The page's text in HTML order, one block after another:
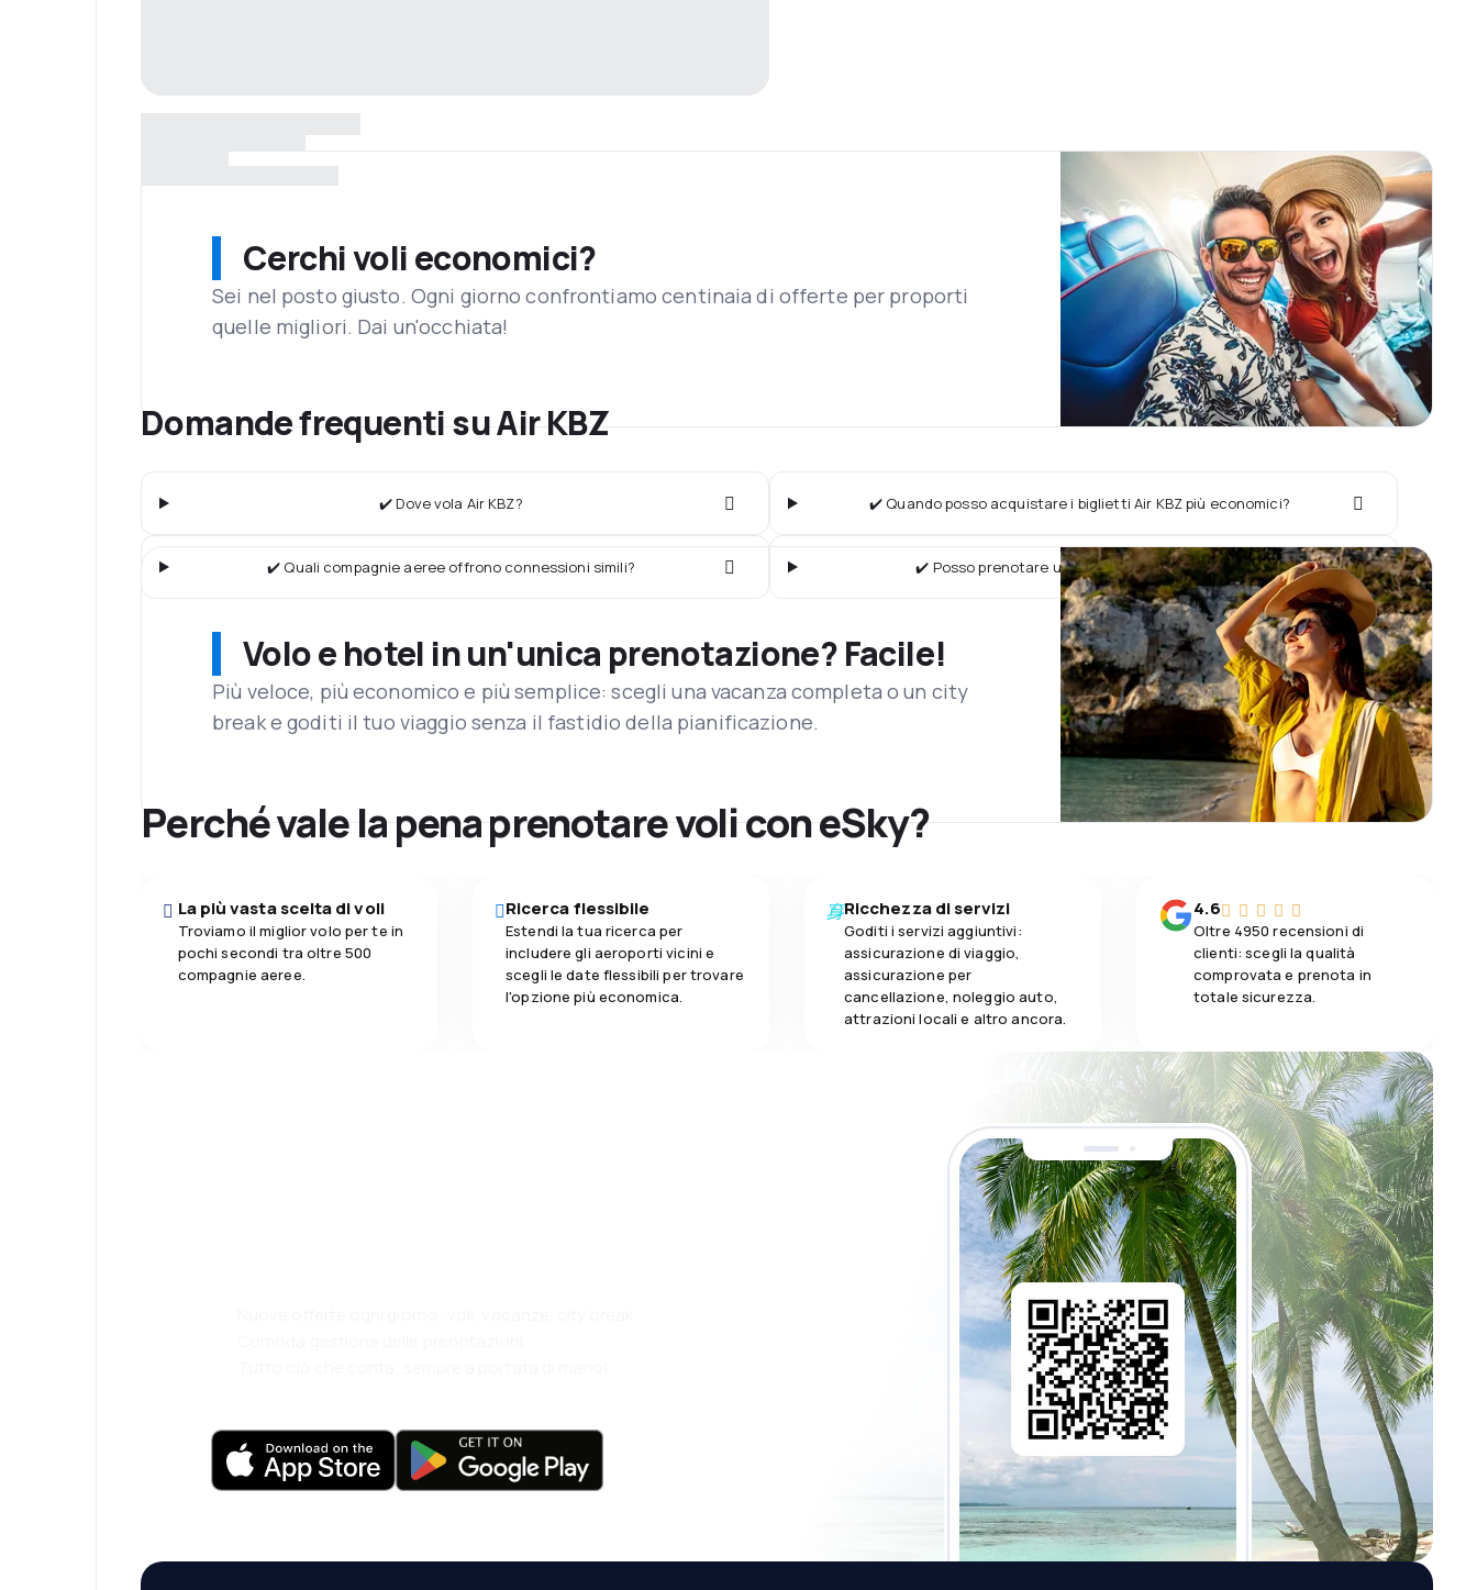
Cerchi voli economici?
Sei nel posto giusto. Ogni giorno confrontiamo centinaia di offerte per proporti
quelle migliori. Dai un'occhiata!
Domande frequenti su Air KBZ
✔️ Dove vola Air KBZ? ✔️ Quando posso acquistare i biglietti Air KBZ più economici?
✔️ Quali compagnie aeree offrono connessioni simili? ✔️ Posso prenotare un hotel con il volo Air KBZ?
Volo e hotel in un'unica prenotazione? Facile!
Più veloce, più economico e più semplice: scegli una vacanza completa o un city
break e goditi il tuo viaggio senza il fastidio della pianificazione.
Perché vale la pena prenotare voli con eSky?
La più vasta scelta di voli
Troviamo il miglior volo per te in
pochi secondi tra oltre 500
compagnie aeree.
Ricerca flessibile
Estendi la tua ricerca per
includere gli aeroporti vicini e
scegli le date flessibili per trovare
l'opzione più economica.
Ricchezza di servizi
Goditi i servizi aggiuntivi:
assicurazione di viaggio,
assicurazione per
cancellazione, noleggio auto,
attrazioni locali e altro ancora.
4.6
Oltre 4950 recensioni di
clienti: scegli la qualità
comprovata e prenota in
totale sicurezza.